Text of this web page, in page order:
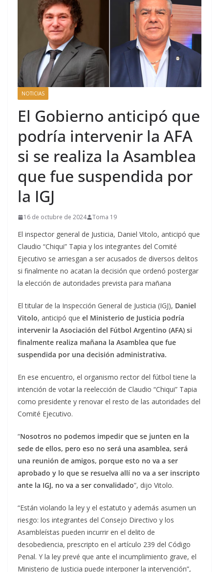
NOTICIAS
El Gobierno anticipó que
podría intervenir la AFA
si se realiza la Asamblea
que fue suspendida por
la IGJ
16 de octubre de 2024 Toma 19
El inspector general de Justicia, Daniel Vitolo, anticipó que
Claudio “Chiqui” Tapia y los integrantes del Comité
Ejecutivo se arriesgan a ser acusados de diversos delitos
si finalmente no acatan la decisión que ordenó postergar
la elección de autoridades prevista para mañana
El titular de la Inspección General de Justicia (IGJ), Daniel
Vitolo, anticipó que el Ministerio de Justicia podría
intervenir la Asociación del Fútbol Argentino (AFA) si
finalmente realiza mañana la Asamblea que fue
suspendida por una decisión administrativa.
En ese encuentro, el organismo rector del fútbol tiene la
intención de votar la reelección de Claudio “Chiqui” Tapia
como presidente y renovar el resto de las autoridades del
Comité Ejecutivo.
“Nosotros no podemos impedir que se junten en la
sede de ellos, pero eso no será una asamblea, será
una reunión de amigos, porque esto no va a ser
aprobado y lo que se resuelva allí no va a ser inscripto
ante la IGJ, no va a ser convalidado”, dijo Vitolo.
“Están violando la ley y el estatuto y además asumen un
riesgo: los integrantes del Consejo Directivo y los
Asambleístas pueden incurrir en el delito de
desobediencia, prescripto en el artículo 239 del Código
Penal. Y la ley prevé que ante el incumplimiento grave, el
Ministerio de Justicia puede interponer la intervención”,